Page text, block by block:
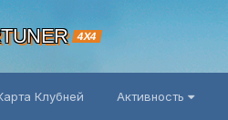
4X4
Клубней Активность